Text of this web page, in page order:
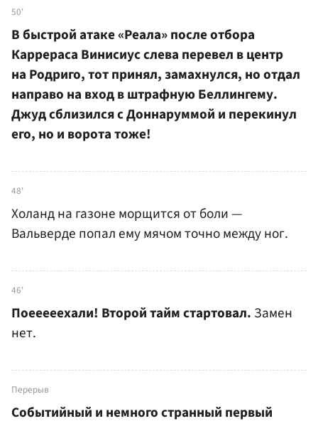
50'
В быстрой атаке «Реала» после отбора
Каррераса Винисиус слева перевел в центр
на Родриго, тот принял, замахнулся, но отдал
направо на вход в штрафную Беллингему.
Джуд сблизился с Доннаруммой и перекинул
его, но и ворота тоже!
48'
Холанд на газоне морщится от боли —
Вальверде попал ему мячом точно между ног.
46'
Поееееехали! Второй тайм стартовал. Замен
нет.
Перерыв
Событийный и немного странный первый